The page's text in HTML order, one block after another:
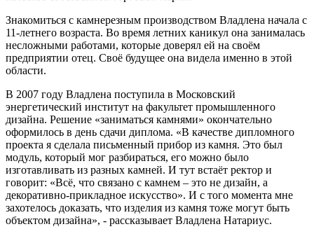
Знакомиться с камнерезным производством Владлена начала с
11-летнего возраста. Во время летних каникул она занималась
несложными работами, которые доверял ей на своём
предприятии отец. Своё будущее она видела именно в этой
области.
В 2007 году Владлена поступила в Московский
энергетический институт на факультет промышленного
дизайна. Решение «заниматься камнями» окончательно
оформилось в день сдачи диплома. «В качестве дипломного
проекта я сделала письменный прибор из камня. Это был
модуль, который мог разбираться, его можно было
изготавливать из разных камней. И тут встаёт ректор и
говорит: «Всё, что связано с камнем – это не дизайн, а
декоративно-прикладное искусство». И с того момента мне
захотелось доказать, что изделия из камня тоже могут быть
объектом дизайна», - рассказывает Владлена Натариус.